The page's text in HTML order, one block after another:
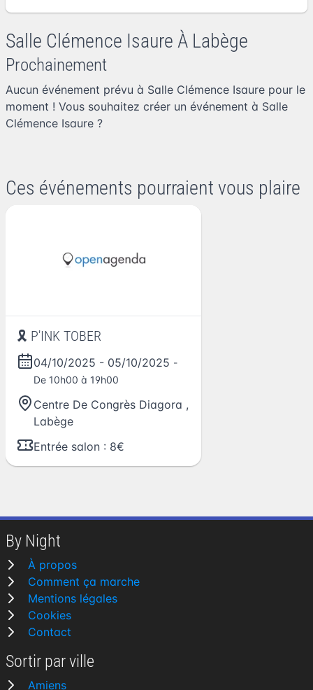
Salle Clémence Isaure À Labège
Prochainement
Aucun événement prévu à Salle Clémence Isaure pour le
moment ! Vous souhaitez créer un événement à Salle
Clémence Isaure ?
Ces événements pourraient vous plaire
🎗 P'INK TOBER
04/10/2025 - 05/10/2025 -
De 10h00 à 19h00
Centre De Congrès Diagora ,
Labège
Entrée salon : 8€
By Night
À propos
Comment ça marche
Mentions légales
Cookies
Contact
Sortir par ville
Amiens